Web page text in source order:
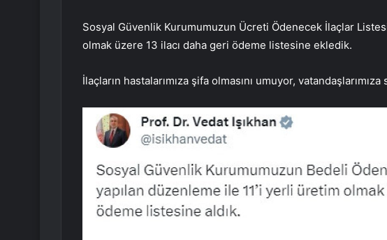
Sosyal Güvenlik Kurumumuzun Ücreti Ödenecek İlaçlar
olmak üzere 13 ilacı daha geri ödeme listesine ekledik.
İlaçların hastalarımıza şifa olmasını umuyor,